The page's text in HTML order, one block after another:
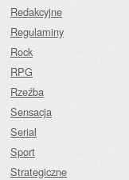
Redakcyjne
Regulaminy
Rock
RPG
Rzeźba
Sensacja
Serial
Sport
Strategiczne